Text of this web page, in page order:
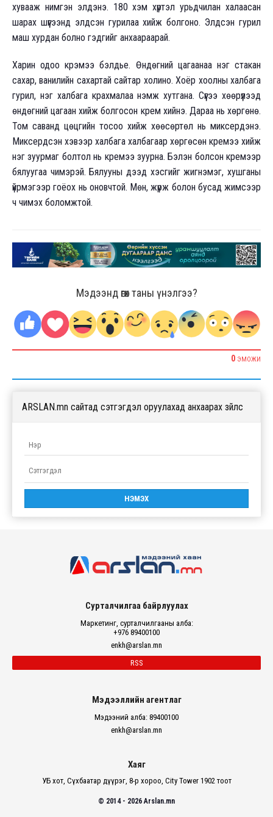
хувааж нимгэн элдэнэ. 180 хэм хүртэл урьдчилан халаасан
шарах шүүгээнд элдсэн гурилаа хийж болгоно. Элдсэн гурил
маш хурдан болно гэдгийг анхаараарай.
Харин одоо крэмээ бэлдье. Өндөгний цагаанаа нэг стакан
сахар, ванилийн сахартай сайтар холино. Хоёр хоолны халбага
гурил, нэг халбага крахмалаа нэмж хутгана. Сүүгээ хөөрүүлээд
өндөгний цагаан хийж болгосон крем хийнэ. Дараа нь хөргөнө.
Том саванд цөцгийн тосоо хийж хөөсөртөл нь миксердэнэ.
Миксердсэн хэвээр халбага халбагаар хөргөсөн кремээ хийж
нэг зуурмаг болтол нь кремээ зуурна. Бэлэн болсон кремээр
бялуугаа чимэрэй. Бялууны дээд хэсгийг жигнэмэг, хушганы
үйрмэгээр гоёох нь оновчтой. Мөн, жүрж болон бусад жимсээр
ч чимэх боломжтой.
Мэдээнд өгөх таны үнэлгээ?
0 ЭМОЖИ
ARSLAN.mn сайтад сэтгэгдэл оруулахад анхаарах зүйлс
Сурталчилгаа байрлуулах
Маркетинг, сурталчилгааны алба:
+976 89400100
enkh@arslan.mn
RSS
Мэдээллийн агентлаг
Мэдээний алба: 89400100
enkh@arslan.mn
Хаяг
УБ хот, Сүхбаатар дүүрэг, 8-р хороо, City Tower 1902 тоот
© 2014 - 2026 Arslan.mn